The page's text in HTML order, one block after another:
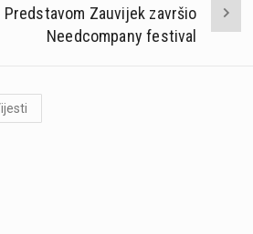
Predstavom Zauvijek završio
Needcompany festival